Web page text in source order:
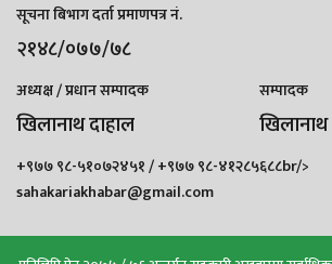
सूचना बिभाग दर्ता प्रमाणपत्र नं.
२१४८/०७७/७८
अध्यक्ष / प्रधान सम्पादक
खिलानाथ दाहाल
सम्पादक
+९७७ ९८-५१०७२४५१ / +९७७ ९८-४१२८५६८८br/>
sahakariakhabar@gmail.com